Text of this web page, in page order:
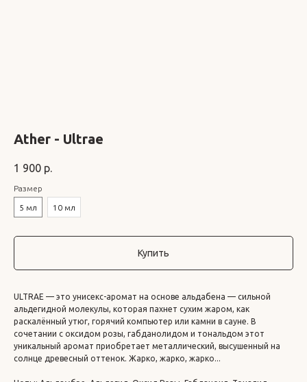
Ather - Ultrae
1 900 р.
Размер
5 мл 10 мл
Купить
ULTRAE — это унисекс-аромат на основе альдабена — сильной
альдегидной молекулы, которая пахнет сухим жаром, как
раскалённый утюг, горячий компьютер или камни в сауне. В
сочетании с оксидом розы, габданолидом и тональдом этот
уникальный аромат приобретает металлический, высушенный на
солнце древесный оттенок. Жарко, жарко, жарко...